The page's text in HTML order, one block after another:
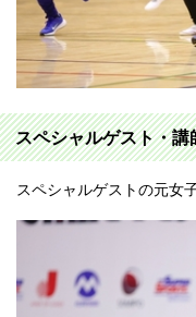
スペシャルゲスト・講
スペシャルゲストの元女